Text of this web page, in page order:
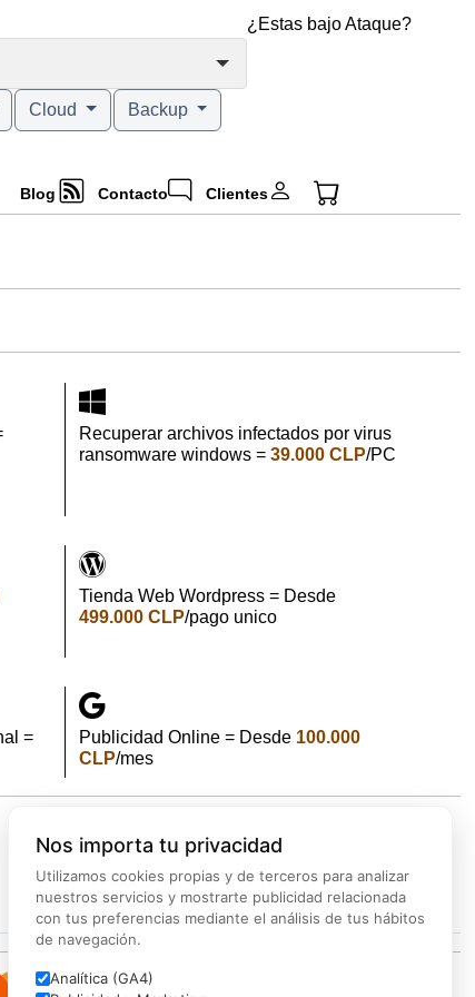
¿Estas bajo Ataque?
Nos importa tu privacidad
Utilizamos cookies propias y de terceros para analizar
nuestros servicios y mostrarte publicidad relacionada
con tus preferencias mediante el análisis de tus hábitos
de navegación.
Analítica (GA4)
Cloud Backup
Blog Contacto Clientes
Recuperar archivos infectados por virus
ransomware windows = 39.000 CLP/PC
Tienda Web Wordpress = Desde
499.000 CLP/pago unico
=
Publicidad Online = Desde 100.000
CLP/mes